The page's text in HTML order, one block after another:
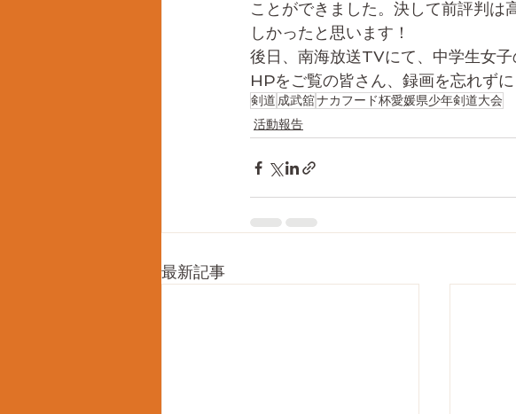
ことができました。決して前評判は
しかったと思います！
後日、南海放送TVにて、中学生女子
HPをご覧の皆さん、録画を忘れずに
剣道 成武舘ナカフード杯愛媛県少年剣道大会
活動報告
最新記事